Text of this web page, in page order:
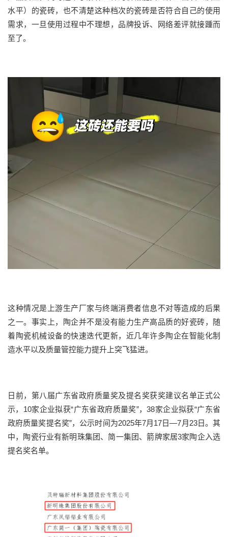
水平）的瓷砖，也不清楚这种档次的瓷砖是否符合自己的使用
需求，一旦使用过程中不理想，品牌投诉、网络差评就接踵而
至了。
这种情况是上游生产厂家与终端消费者信息不对等造成的后果
之一。事实上，陶企并不是没有能力生产高品质的好瓷砖，随
着陶瓷机械设备的快速迭代更新，近几年许多陶企在智能化制
造水平以及质量管控能力提升上突飞猛进。
日前，第八届广东省政府质量奖及提名奖获奖建议名单正式公
示，10家企业拟获“广东省政府质量奖”，38家企业拟获“广东省
政府质量奖提名奖”，公示时间为2025年7月17日—7月23日。其
中，陶瓷行业有新明珠集团、简一集团、箭牌家居3家陶企入选
提名奖名单。